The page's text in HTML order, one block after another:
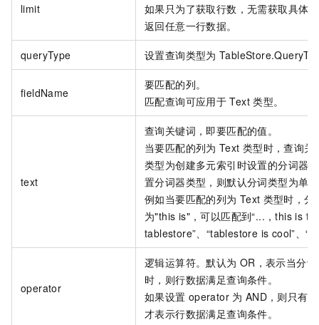
limit
如果只为了获取行数，无需获取具体
返回任意一行数据。
queryType 设置查询类型为
fieldName
要匹配的列。
匹配查询可应用于 Text 类型。
text
查询关键词，即要匹配的值。
当要匹配的列为 Text 类型时，查询关
类型为创建多元索引时设置的分词器
置分词器类型，则默认分词类型为单
例如当要匹配的列为 Text 类型时，分
为"this is"，可以匹配到“...，this is
tablestore”、“tablestore is cool”、
operator
逻辑运算符。默认为 OR，表示当分
时，则行数据满足查询条件。
如果设置 operator 为 AND，则只有
才表示行数据满足查询条件。